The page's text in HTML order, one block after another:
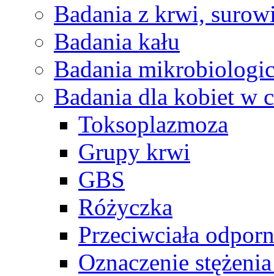
Badania z krwi,
Badania kału
Badania
Badania dla kobiet w
Toksoplazmoza
Grupy krwi
GBS
Różyczka
Przeciwciała
Oznaczenie